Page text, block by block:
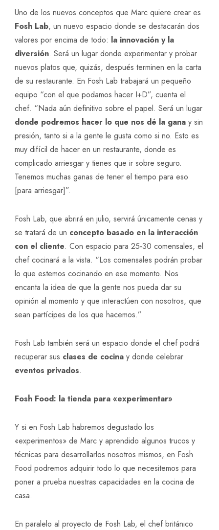
Uno de los nuevos conceptos que Marc quiere crear es
Fosh Lab, un nuevo espacio donde se destacarán dos
valores por encima de todo: la innovación y la
diversión. Será un lugar donde experimentar y probar
nuevos platos que, quizás, después terminen en la carta
de su restaurante. En Fosh Lab trabajará un pequeño
equipo “con el que podamos hacer I+D”, cuenta el
chef. “Nada aún definitivo sobre el papel. Será un lugar
donde podremos hacer lo que nos dé la gana y sin
presión, tanto si a la gente le gusta como si no. Esto es
muy difícil de hacer en un restaurante, donde es
complicado arriesgar y tienes que ir sobre seguro.
Tenemos muchas ganas de tener el tiempo para eso
[para arriesgar]”.
Fosh Lab, que abrirá en julio, servirá únicamente cenas y
se tratará de un concepto basado en la interacción
con el cliente. Con espacio para 25-30 comensales, el
chef cocinará a la vista. “Los comensales podrán probar
lo que estemos cocinando en ese momento. Nos
encanta la idea de que la gente nos pueda dar su
opinión al momento y que interactúen con nosotros, que
sean partícipes de los que hacemos.”
Fosh Lab también será un espacio donde el chef podrá
recuperar sus clases de cocina y donde celebrar
eventos privados.
Fosh Food: la tienda para «experimentar»
Y si en Fosh Lab habremos degustado los
«experimentos» de Marc y aprendido algunos trucos y
técnicas para desarrollarlos nosotros mismos, en Fosh
Food podremos adquirir todo lo que necesitemos para
poner a prueba nuestras capacidades en la cocina de
casa.
En paralelo al proyecto de Fosh Lab, el chef británico